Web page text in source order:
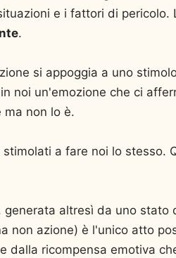
e i fattori di pericolo.
.
si appoggia a uno
noi un'emozione che ci
non lo è.
a fare noi lo stesso.
altresì da uno stato
non azione) è l'unico atto
dalla ricompensa emotiva